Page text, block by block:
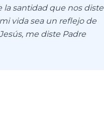
la santidad que nos diste
vida sea un reflejo de
me diste Padre